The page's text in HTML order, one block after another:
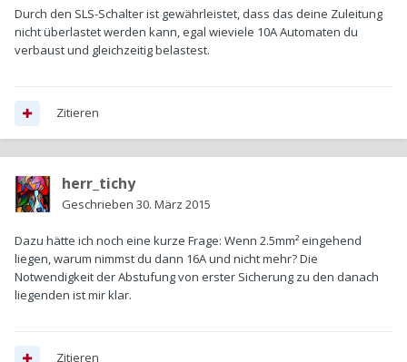
Durch den SLS-Schalter ist gewährleistet, dass das deine Zuleitung
nicht überlastet werden kann, egal wieviele 10A Automaten du
verbaust und gleichzeitig belastest.
Zitieren
herr_tichy
Geschrieben 30. März 2015
Dazu hätte ich noch eine kurze Frage: Wenn 2.5mm² eingehend
liegen, warum nimmst du dann 16A und nicht mehr? Die
Notwendigkeit der Abstufung von erster Sicherung zu den danach
liegenden ist mir klar.
Zitieren